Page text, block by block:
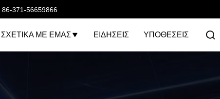
86-371-56659866
ΣΧΕΤΙΚΆ ΜΕ ΕΜΆΣ ΕΙΔΉΣΕΙΣ ΥΠΟΘΈΣΕΙΣ